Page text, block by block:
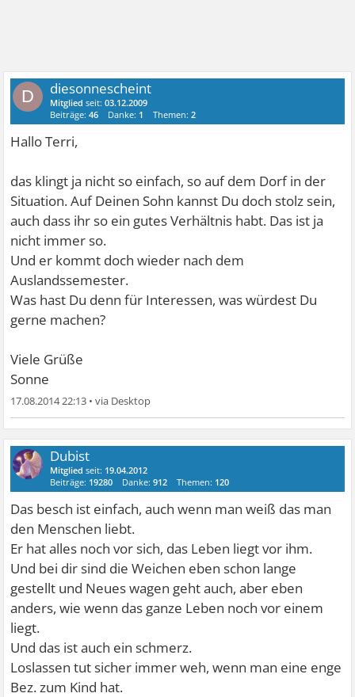
D diesonnescheint
Mitglied seit:03.12.2009
Beiträge:46 Danke: 1 Themen:2
Hallo Terri,
das klingt ja nicht so einfach, so auf dem Dorf in der
Situation. Auf Deinen Sohn kannst Du doch stolz sein,
auch dass ihr so ein gutes Verhältnis habt. Das ist ja
nicht immer so.
Und er kommt doch wieder nach dem
Auslandssemester.
Was hast Du denn für Interessen, was würdest Du
gerne machen?
Viele Grüße
Sonne
17.08.2014 22:13 •
Dubist
Mitglied seit: 19.04.2012
Beiträge: 19280 Danke:912 Themen: 120
Das besch ist einfach, auch wenn man weiß das man
den Menschen liebt.
Er hat alles noch vor sich, das Leben liegt vor ihm.
Und bei dir sind die Weichen eben schon lange
gestellt und Neues wagen geht auch, aber eben
anders, wie wenn das ganze Leben noch vor einem
liegt.
Und das ist auch ein schmerz.
Loslassen tut sicher immer weh, wenn man eine enge
Bez. zum Kind hat.